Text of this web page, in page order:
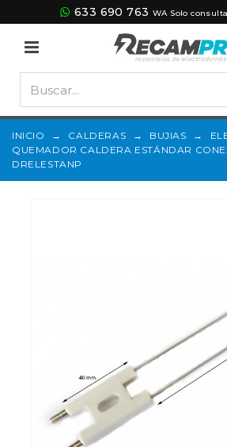
633 690 763 WA Solo
INICIO → CALDERAS → BUJIAS →
QUEMADOR CALDERA ESTÁNDAR
DRELESTANP